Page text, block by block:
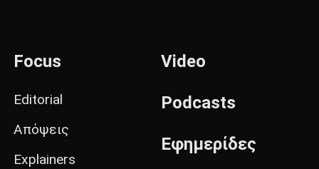
Focus
Editorial
Απόψεις
Explainers
Video
Podcasts
Εφημερίδες